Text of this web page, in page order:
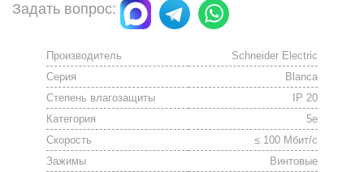
Задать вопрос:
Производитель
Schneider Electric
Серия
Blanca
Степень влагозащиты
IP 20
Категория
5е
Скорость
≤ 100 Мбит/с
Зажимы
Винтовые